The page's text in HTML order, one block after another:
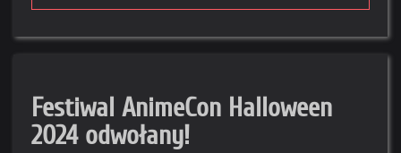
Festiwal AnimeCon Halloween
2024 odwołany!